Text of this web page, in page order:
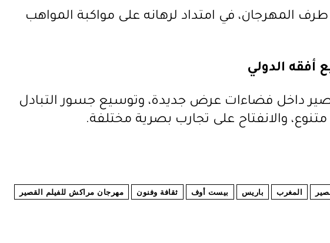
المهرجان، في امتداد لرهانه على مواكبة المواهب
أفقه الدولي
داخل فضاءات عرض جديدة، وتوسيع جسور التبادل
والانفتاح على تجارب بصرية مختلفة.
المغرب باريس بيست أوف ثقافة وفنون مهرجان مراكش للفيلم القصير